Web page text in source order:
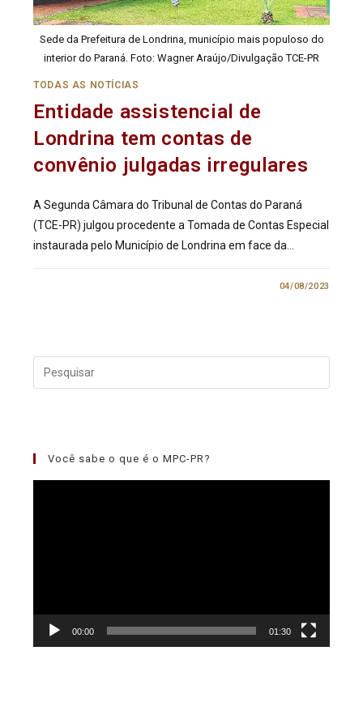
Sede da Prefeitura de Londrina, município mais populoso do
interior do Paraná. Foto: Wagner Araújo/Divulgação TCE-PR
TODAS AS NOTÍCIAS
Entidade assistencial de
Londrina tem contas de
convênio julgadas irregulares
A Segunda Câmara do Tribunal de Contas do Paraná
(TCE-PR) julgou procedente a Tomada de Contas Especial
instaurada pelo Município de Londrina em face da…
04/08/2023
Você sabe o que é o MPC-PR?
00:00 01:30